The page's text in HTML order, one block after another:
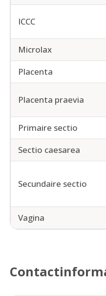
ICCC
Microlax
Placenta
Placenta praevia
Primaire sectio
Sectio caesarea
Secundaire sectio
Vagina